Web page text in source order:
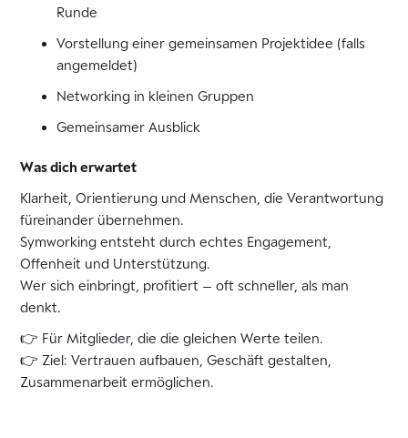
Runde
Vorstellung einer gemeinsamen Projektidee (falls
angemeldet)
Networking in kleinen Gruppen
Gemeinsamer Ausblick
Was dich erwartet
Klarheit, Orientierung und Menschen, die Verantwortung
füreinander übernehmen.
Symworking entsteht durch echtes Engagement,
Offenheit und Unterstützung.
Wer sich einbringt, profitiert – oft schneller, als man
denkt.
👉 Für Mitglieder, die die gleichen Werte teilen.
👉 Ziel: Vertrauen aufbauen, Geschäft gestalten,
Zusammenarbeit ermöglichen.